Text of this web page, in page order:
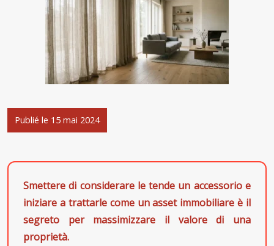
Publié le 15 mai 2024
Smettere di considerare le tende un accessorio e
iniziare a trattarle come un asset immobiliare è il
segreto per massimizzare il valore di una
proprietà.